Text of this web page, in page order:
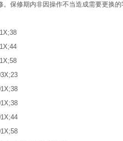
。保修期内非因操作不当造成需要更换